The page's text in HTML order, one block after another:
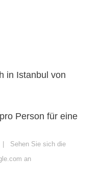
in Istanbul von
Person für eine
| Sehen Sie sich die
an